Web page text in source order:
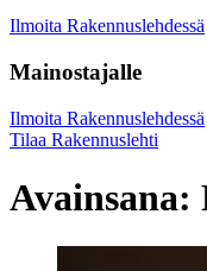
Ilmoita Rakennuslehdessä
Mainostajalle
Ilmoita Rakennuslehdessä
Tilaa Rakennuslehti
Avainsana: